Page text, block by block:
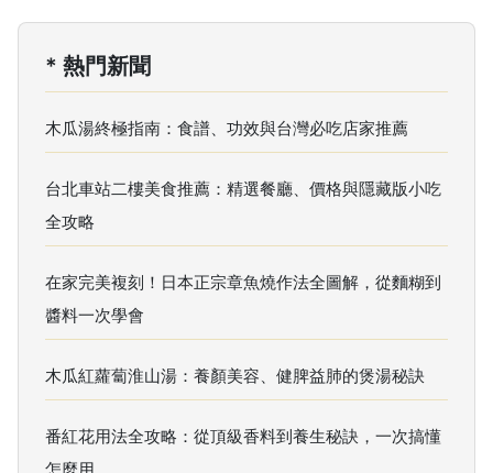
* 熱門新聞
木瓜湯終極指南：食譜、功效與台灣必吃店家推薦
台北車站二樓美食推薦：精選餐廳、價格與隱藏版小吃
全攻略
在家完美複刻！日本正宗章魚燒作法全圖解，從麵糊到
醬料一次學會
木瓜紅蘿蔔淮山湯：養顏美容、健脾益肺的煲湯秘訣
番紅花用法全攻略：從頂級香料到養生秘訣，一次搞懂